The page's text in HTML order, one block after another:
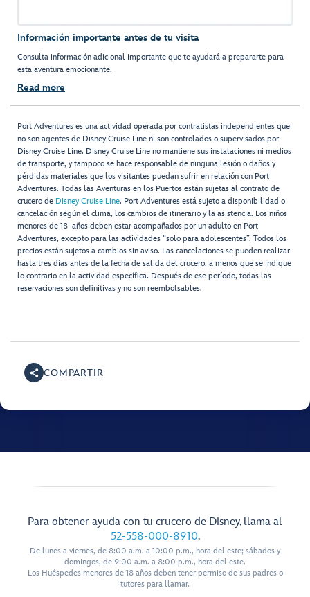
Información importante antes de tu visita
Consulta información adicional importante que te ayudará a prepararte para
esta aventura emocionante.
Read more
Port Adventures es una actividad operada por contratistas independientes que
no son agentes de Disney Cruise Line ni son controlados o supervisados por
Disney Cruise Line. Disney Cruise Line no mantiene sus instalaciones ni medios
de transporte, y tampoco se hace responsable de ninguna lesión o daños y
pérdidas materiales que los visitantes puedan sufrir en relación con Port
Adventures. Todas las Aventuras en los Puertos están sujetas al contrato de
crucero de Disney Cruise Line. Port Adventures está sujeto a disponibilidad o
cancelación según el clima, los cambios de itinerario y la asistencia. Los niños
menores de 18 años deben estar acompañados por un adulto en Port
Adventures, excepto para las actividades “solo para adolescentes”. Todos los
precios están sujetos a cambios sin aviso. Las cancelaciones se pueden realizar
hasta tres días antes de la fecha de salida del crucero, a menos que se indique
lo contrario en la actividad específica. Después de ese período, todas las
reservaciones son definitivas y no son reembolsables.
COMPARTIR
Para obtener ayuda con tu crucero de Disney, llama al
52-558-000-8910.
De lunes a viernes, de 8:00 a.m. a 10:00 p.m., hora del este; sábados y
domingos, de 9:00 a.m. a 8:00 p.m., hora del este.
Los Huéspedes menores de 18 años deben tener permiso de sus padres o
tutores para llamar.